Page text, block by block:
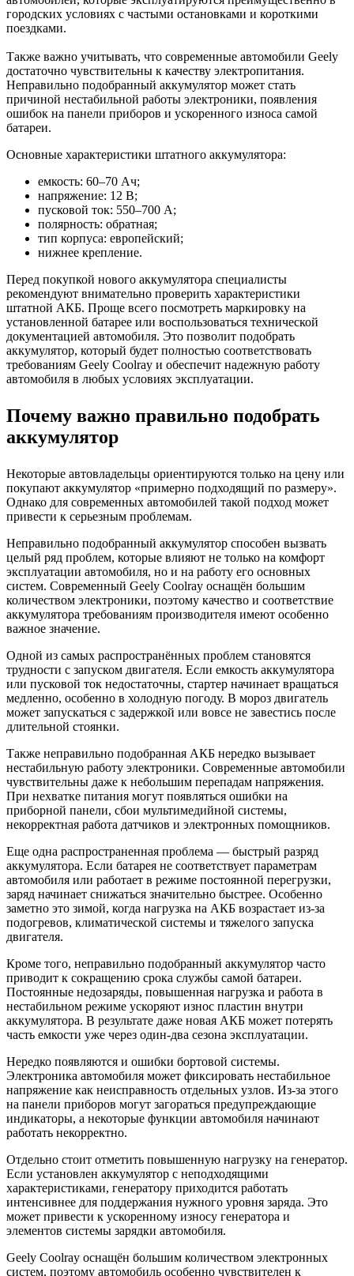
городских условиях с частыми остановками и короткими
поездками.
Также важно учитывать, что современные автомобили Geely
достаточно чувствительны к качеству электропитания.
Неправильно подобранный аккумулятор может стать
причиной нестабильной работы электроники, появления
ошибок на панели приборов и ускоренного износа самой
батареи.
Основные характеристики штатного аккумулятора:
емкость: 60–70 Ач;
напряжение: 12 В;
пусковой ток: 550–700 А;
полярность: обратная;
тип корпуса: европейский;
нижнее крепление.
Перед покупкой нового аккумулятора специалисты
рекомендуют внимательно проверить характеристики
штатной АКБ. Проще всего посмотреть маркировку на
установленной батарее или воспользоваться технической
документацией автомобиля. Это позволит подобрать
аккумулятор, который будет полностью соответствовать
требованиям Geely Coolray и обеспечит надежную работу
автомобиля в любых условиях эксплуатации.
Почему важно правильно подобрать
аккумулятор
Некоторые автовладельцы ориентируются только на цену или
покупают аккумулятор «примерно подходящий по размеру».
Однако для современных автомобилей такой подход может
привести к серьезным проблемам.
Неправильно подобранный аккумулятор способен вызвать
целый ряд проблем, которые влияют не только на комфорт
эксплуатации автомобиля, но и на работу его основных
систем. Современный Geely Coolray оснащён большим
количеством электроники, поэтому качество и соответствие
аккумулятора требованиям производителя имеют особенно
важное значение.
Одной из самых распространённых проблем становятся
трудности с запуском двигателя. Если емкость аккумулятора
или пусковой ток недостаточны, стартер начинает вращаться
медленно, особенно в холодную погоду. В мороз двигатель
может запускаться с задержкой или вовсе не завестись после
длительной стоянки.
Также неправильно подобранная АКБ нередко вызывает
нестабильную работу электроники. Современные автомобили
чувствительны даже к небольшим перепадам напряжения.
При нехватке питания могут появляться ошибки на
приборной панели, сбои мультимедийной системы,
некорректная работа датчиков и электронных помощников.
Еще одна распространенная проблема — быстрый разряд
аккумулятора. Если батарея не соответствует параметрам
автомобиля или работает в режиме постоянной перегрузки,
заряд начинает снижаться значительно быстрее. Особенно
заметно это зимой, когда нагрузка на АКБ возрастает из-за
подогревов, климатической системы и тяжелого запуска
двигателя.
Кроме того, неправильно подобранный аккумулятор часто
приводит к сокращению срока службы самой батареи.
Постоянные недозаряды, повышенная нагрузка и работа в
нестабильном режиме ускоряют износ пластин внутри
аккумулятора. В результате даже новая АКБ может потерять
часть емкости уже через один-два сезона эксплуатации.
Нередко появляются и ошибки бортовой системы.
Электроника автомобиля может фиксировать нестабильное
напряжение как неисправность отдельных узлов. Из-за этого
на панели приборов могут загораться предупреждающие
индикаторы, а некоторые функции автомобиля начинают
работать некорректно.
Отдельно стоит отметить повышенную нагрузку на генератор.
Если установлен аккумулятор с неподходящими
характеристиками, генератору приходится работать
интенсивнее для поддержания нужного уровня заряда. Это
может привести к ускоренному износу генератора и
элементов системы зарядки автомобиля.
Geely Coolray оснащён большим количеством электронных
систем, поэтому автомобиль особенно чувствителен к